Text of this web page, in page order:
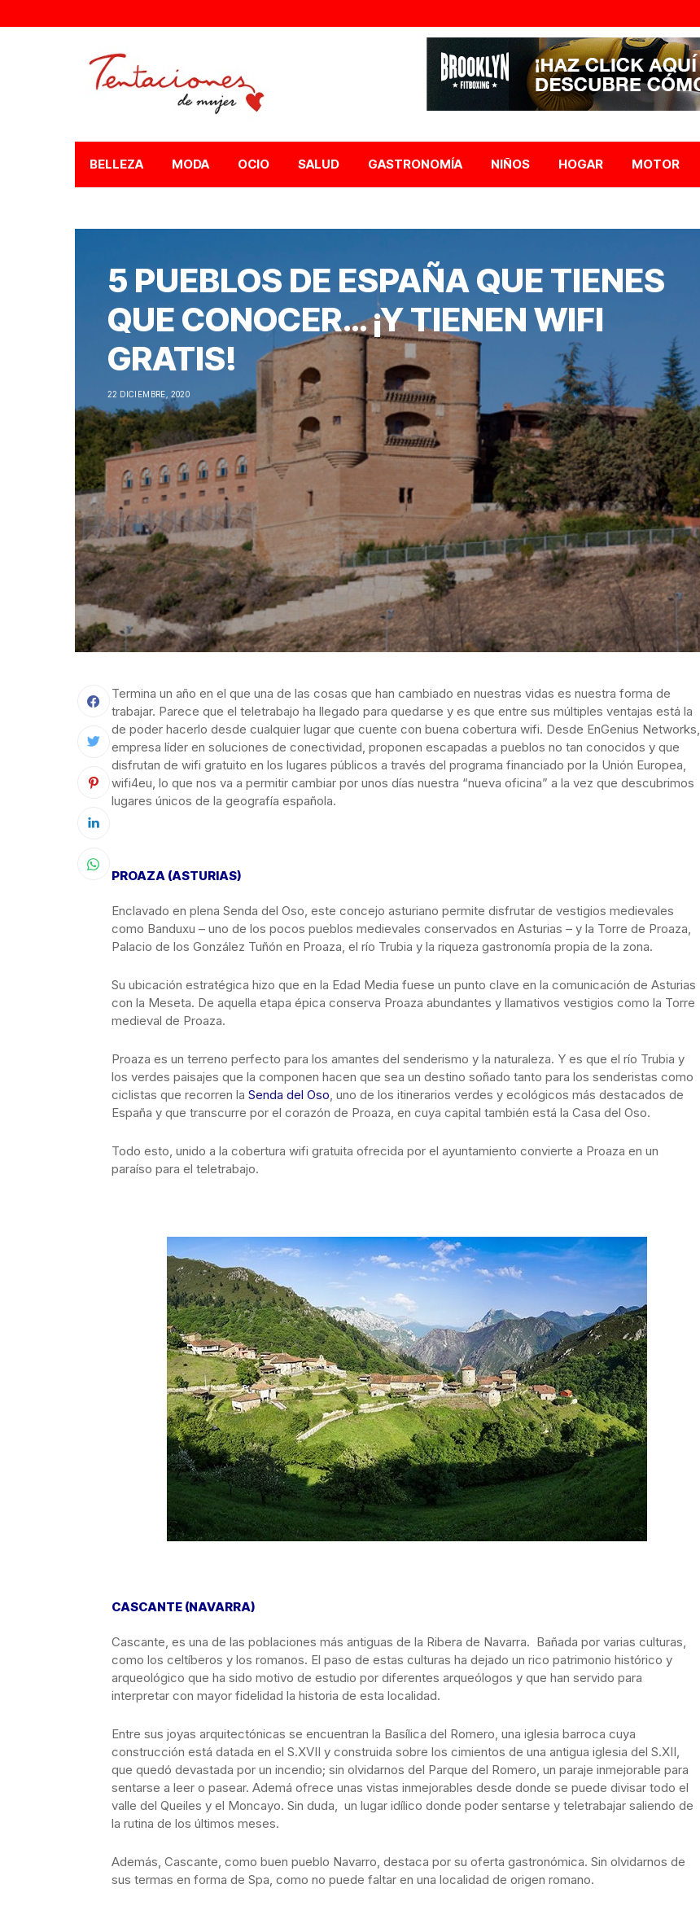
BELLEZA MODA OCIO SALUD GASTRONOMÍA NIÑOS HOGAR MOTOR
5 PUEBLOS DE ESPAÑA QUE TIENES
QUE CONOCER… ¡Y TIENEN WIFI
GRATIS!
22 DICIEMBRE, 2020
Termina un año en el que una de las cosas que han cambiado en nuestras vidas es nuestra forma de
trabajar. Parece que el teletrabajo ha llegado para quedarse y es que entre sus múltiples ventajas está la
de poder hacerlo desde cualquier lugar que cuente con buena cobertura wifi. Desde EnGenius Networks,
empresa líder en soluciones de conectividad, proponen escapadas a pueblos no tan conocidos y que
disfrutan de wifi gratuito en los lugares públicos a través del programa financiado por la Unión Europea,
wifi4eu, lo que nos va a permitir cambiar por unos días nuestra “nueva oficina” a la vez que descubrimos
lugares únicos de la geografía española.
PROAZA (ASTURIAS)
Enclavado en plena Senda del Oso, este concejo asturiano permite disfrutar de vestigios medievales
como Banduxu – uno de los pocos pueblos medievales conservados en Asturias – y la Torre de Proaza,
Palacio de los González Tuñón en Proaza, el río Trubia y la riqueza gastronomía propia de la zona.
Su ubicación estratégica hizo que en la Edad Media fuese un punto clave en la comunicación de Asturias
con la Meseta. De aquella etapa épica conserva Proaza abundantes y llamativos vestigios como la Torre
medieval de Proaza.
Proaza es un terreno perfecto para los amantes del senderismo y la naturaleza. Y es que el río Trubia y
los verdes paisajes que la componen hacen que sea un destino soñado tanto para los senderistas como
ciclistas que recorren la Senda del Oso, uno de los itinerarios verdes y ecológicos más destacados de
España y que transcurre por el corazón de Proaza, en cuya capital también está la Casa del Oso.
Todo esto, unido a la cobertura wifi gratuita ofrecida por el ayuntamiento convierte a Proaza en un
paraíso para el teletrabajo.
CASCANTE (NAVARRA)
Cascante, es una de las poblaciones más antiguas de la Ribera de Navarra. Bañada por varias culturas,
como los celtíberos y los romanos. El paso de estas culturas ha dejado un rico patrimonio histórico y
arqueológico que ha sido motivo de estudio por diferentes arqueólogos y que han servido para
interpretar con mayor fidelidad la historia de esta localidad.
Entre sus joyas arquitectónicas se encuentran la Basílica del Romero, una iglesia barroca cuya
construcción está datada en el S.XVII y construida sobre los cimientos de una antigua iglesia del S.XII,
que quedó devastada por un incendio; sin olvidarnos del Parque del Romero, un paraje inmejorable para
sentarse a leer o pasear. Ademá ofrece unas vistas inmejorables desde donde se puede divisar todo el
valle del Queiles y el Moncayo. Sin duda, un lugar idílico donde poder sentarse y teletrabajar saliendo de
la rutina de los últimos meses.
Además, Cascante, como buen pueblo Navarro, destaca por su oferta gastronómica. Sin olvidarnos de
sus termas en forma de Spa, como no puede faltar en una localidad de origen romano.